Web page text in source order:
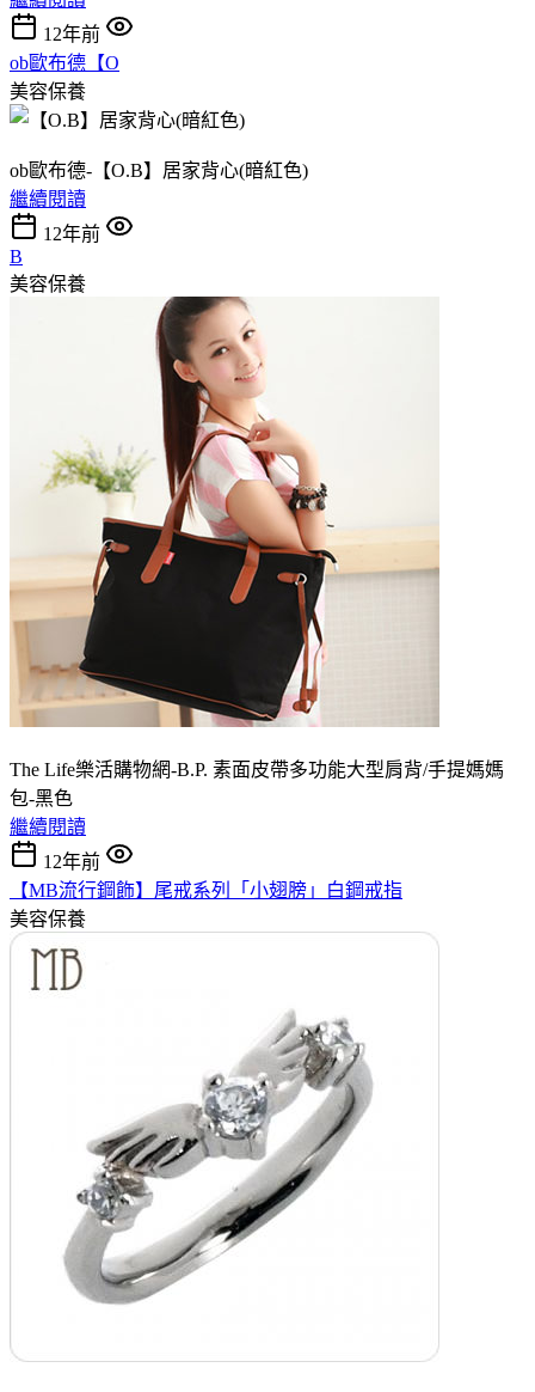
12年前
ob歐布德【O
美容保養
ob歐布德-【O.B】居家背心(暗紅色)
繼續閱讀
12年前
B
美容保養
The Life樂活購物網-B.P. 素面皮帶多功能大型肩背/手提媽媽
包-黑色
繼續閱讀
12年前
【MB流行鋼飾】尾戒系列「小翅膀」白鋼戒指
美容保養